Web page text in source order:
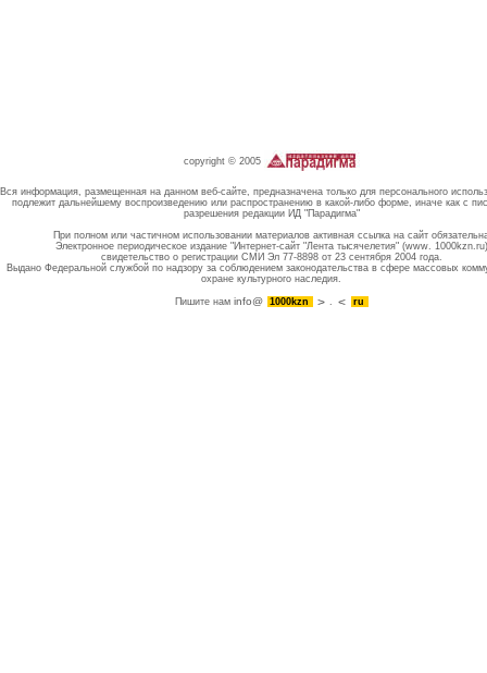
copyright © 2005
Вся информация, размещенная на данном веб-сайте, предназначена только для персонального
подлежит дальнейшему воспроизведению или распространению в какой-либо форме, иначе как с
разрешения редакции ИД "Парадигма"
При полном или частичном использовании материалов активная ссылка на сайт
Электронное периодическое издание "Интернет-сайт "Лента тысячелетия" (www. 1000kzn.ru)
свидетельство о регистрации СМИ Эл 77-8898 от 23 сентября 2004 года.
Выдано Федеральной службой по надзору за соблюдением законодательства в сфере массовых
охране культурного наследия.
Пишите намinfo@ 1000kzn . ru